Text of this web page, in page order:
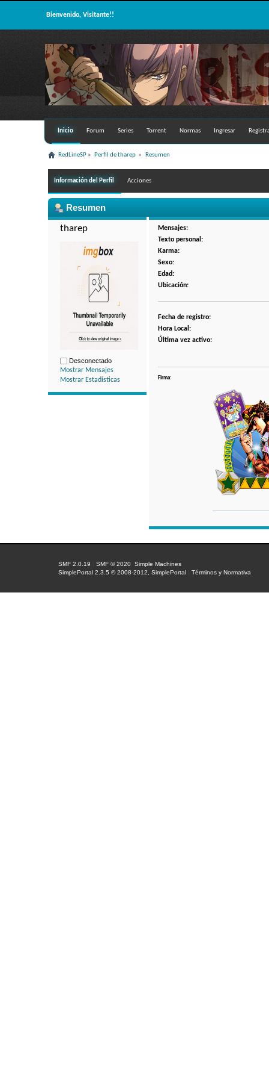
Bienvenido, Visitante!!
Inicio Forum Series Torrent Normas Ingresar
RedLineSP » Perfil de tharep » Resumen
Información del Perfil Acciones
Resumen
tharep
Desconectado
Mostrar Mensajes
Mostrar Estadísticas
Mensajes:
Texto personal:
Karma:
Sexo:
Edad:
Ubicación:
Fecha de registro:
Hora Local:
Última vez activo:
Firma:
SMF 2.0.19 |SMF © 2020 ,Simple Machines
SimplePortal 2.3.5 © 2008-2012, SimplePortal
|Términos y Normativa